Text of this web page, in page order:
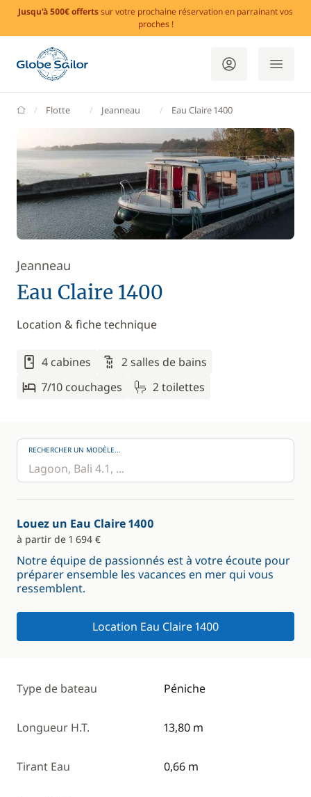
Jusqu'à 500€ offertssur votre prochaine réservation en parrainant vos
proches !
GlobeSailor
Flotte Jeanneau Eau Claire 1400
Jeanneau
Eau Claire 1400
Location & fiche technique
4 cabines
2 salles de bains
7/10 couchages
2 toilettes
RECHERCHER UN MODÈLE...
Louez un Eau Claire 1400
à partir de 1 694 €
Notre équipe de passionnés est à votre écoute pour
préparer ensemble les vacances en mer qui vous
ressemblent.
Location Eau Claire 1400
Type de bateau Péniche
Longueur H.T. 13,80 m
Tirant Eau 0,66 m